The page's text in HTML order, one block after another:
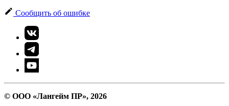
Сообщить об ошибке
© ООО «Лангейм ПР», 2026